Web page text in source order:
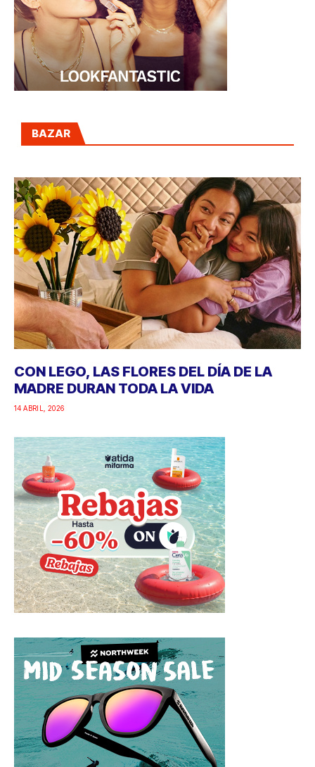
BAZAR
CON LEGO, LAS FLORES DEL DÍA DE LA
MADRE DURAN TODA LA VIDA
14 ABRIL, 2026